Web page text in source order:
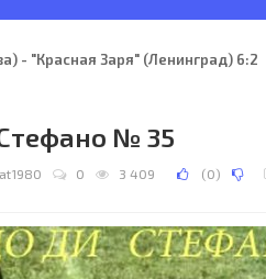
- "Красная Заря" (Ленинград) 6:2
№ 35
0 3 409 (0)